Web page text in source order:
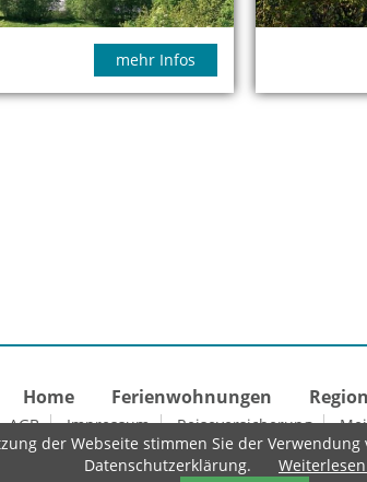
mehr Infos
Home Ferienwohnungen Region
AGB Impressum Reiseversicherung
der Webseite stimmen Sie der
Datenschutzerklärung.